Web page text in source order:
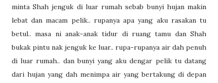
minta Shah jenguk di luar rumah sebab bunyi hujan makin
lebat dan macam pelik.. rupanya apa yang aku rasakan tu
betul.. masa ni anak-anak tidur di ruang tamu dan Shah
bukak pintu nak jenguk ke luar.. rupa-rupanya air dah penuh
di luar rumah.. dan bunyi yang aku dengar pelik tu datang
dari hujan yang dah menimpa air yang bertakung di depan